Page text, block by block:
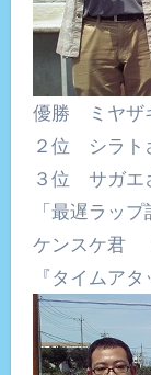
優勝 ミヤザ
２位 シラト
３位 サガエ
「最遅ラップ
ケンスケ君
『タイムア